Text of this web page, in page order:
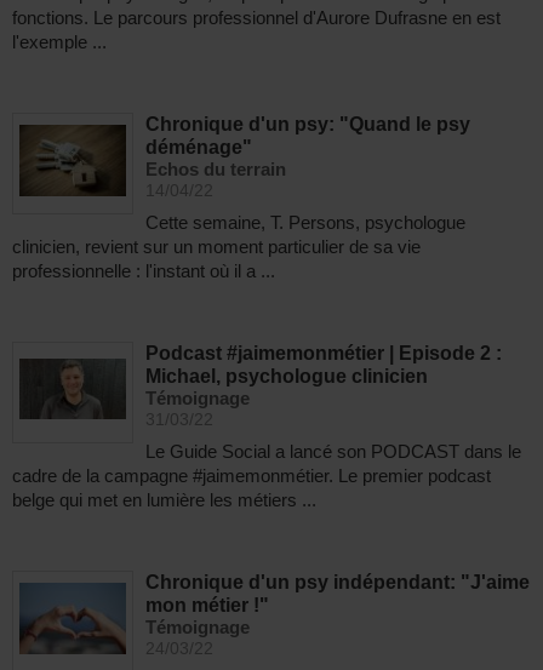
fonctions. Le parcours professionnel d'Aurore Dufrasne en est
l'exemple ...
Chronique d'un psy: "Quand le psy
déménage"
Echos du terrain
14/04/22
Cette semaine, T. Persons, psychologue
clinicien, revient sur un moment particulier de sa vie
professionnelle : l'instant où il a ...
Podcast #jaimemonmétier | Episode 2 :
Michael, psychologue clinicien
Témoignage
31/03/22
Le Guide Social a lancé son PODCAST dans le
cadre de la campagne #jaimemonmétier. Le premier podcast
belge qui met en lumière les métiers ...
Chronique d'un psy indépendant: "J'aime
mon métier !"
Témoignage
24/03/22